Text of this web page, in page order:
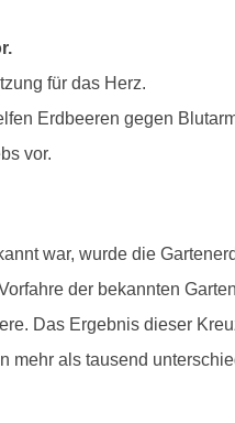
für das Herz.
Erdbeeren gegen
vor.
war, wurde die
der bekannten
Das Ergebnis dieser
mehr als tausend